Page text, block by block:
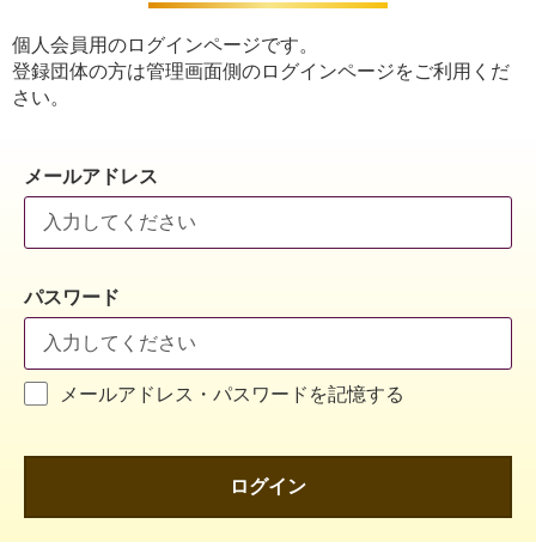
個人会員用のログインページです。
登録団体の方は管理画面側のログインページをご利用くだ
さい。
メールアドレス
パスワード
メールアドレス・パスワードを記憶する
ログイン